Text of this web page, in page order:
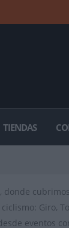
TIENDAS
, donde
Giro,
eventos